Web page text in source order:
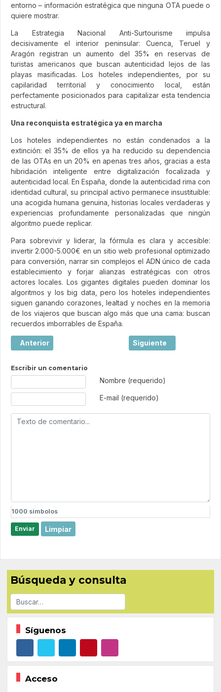
entorno – información estratégica que ninguna OTA puede o
quiere mostrar.
La Estrategia Nacional Anti-Surtourisme impulsa
decisivamente el interior peninsular: Cuenca, Teruel y
Aragón registran un aumento del 35% en reservas de
turistas americanos que buscan autenticidad lejos de las
playas masificadas. Los hoteles independientes, por su
capilaridad territorial y conocimiento local, están
perfectamente posicionados para capitalizar esta tendencia
estructural.
Una reconquista estratégica ya en marcha
Los hoteles independientes no están condenados a la
extinción: el 35% de ellos ya ha reducido su dependencia
de las OTAs en un 20% en apenas tres años, gracias a esta
hibridación inteligente entre digitalización focalizada y
autenticidad local. En España, donde la autenticidad rima con
identidad cultural, su principal activo permanece insustituible:
una acogida humana genuina, historias locales verdaderas y
experiencias profundamente personalizadas que ningún
algoritmo puede replicar.
Para sobrevivir y liderar, la fórmula es clara y accesible:
invertir 2.000-5.000€ en un sitio web profesional optimizado
para conversión, narrar sin complejos el ADN único de cada
establecimiento y forjar alianzas estratégicas con otros
actores locales. Los gigantes digitales pueden dominar los
algoritmos y los big data, pero los hoteles independientes
siguen ganando corazones, lealtad y noches en la memoria
de los viajeros que buscan algo más que una cama: buscan
recuerdos imborrables de España.
Artículo anterior: Viajar: mucho más que hacer turismo
Anterior Artículo siguiente: El
Siguiente
Escribir un comentario
Nombre (requerido)
E-mail (requerido)
1000 simbolos
Enviar Limpiar
Búsqueda y consulta
Buscar
Síguenos
Acceso